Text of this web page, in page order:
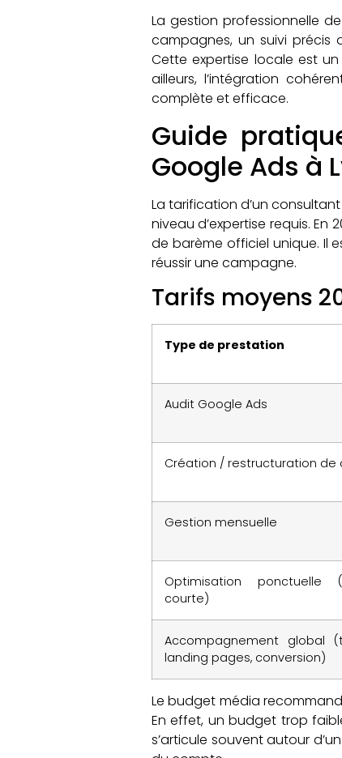
La gestion professionnelle
campagnes, un suivi précis
Cette expertise locale est
ailleurs, l’intégration
complète et efficace.
Guide
Google Ads à
La tarification d’un
niveau d’expertise requis.
de barème officiel unique. Il
réussir une campagne.
Tarifs moyens
Type de prestation
Audit Google Ads
Création / restructuration de
Gestion mensuelle
Optimisation ponctuelle
courte)
Accompagnement global
landing pages, conversion)
Le budget média
En effet, un budget trop
s’articule souvent autour